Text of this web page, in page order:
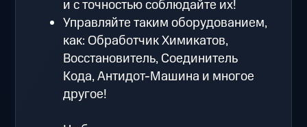
и с точностью соблюдайте их!
Управляйте таким оборудованием,
как: Обработчик Химикатов,
Восстановитель, Соединитель
Кода, Антидот-Машина и многое
другое!